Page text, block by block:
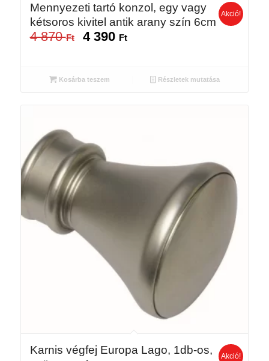
Mennyezeti tartó konzol, egy vagy
kétsoros kivitel antik arany szín 6cm
4 870Ft
Original
4
4 390 FtCurrent
Akció!
Kosárba teszem Részletek mutatása
Karnis végfej Europa Lago, 1db-os,
Akció!